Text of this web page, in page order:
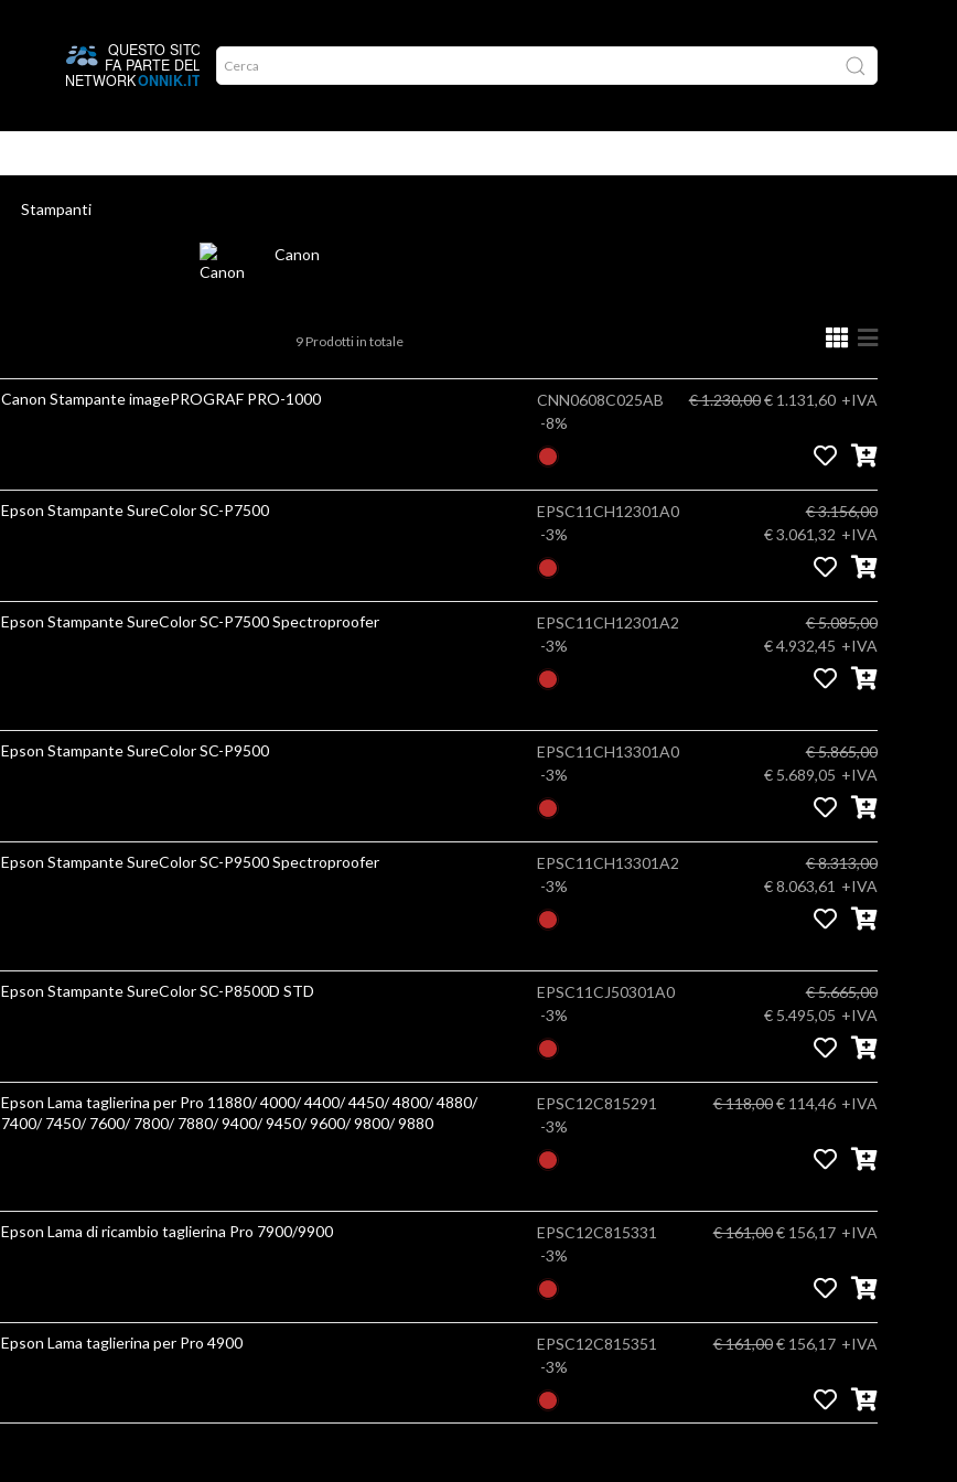
Stampanti
Canon
9 Prodotti in totale
Canon Stampante imagePROGRAF PRO-1000
CNN0608C025AB
-8%
€ 1.230,00€ 1.131,60 +IVA
Epson Stampante SureColor SC-P7500
EPSC11CH12301A0
-3%
€ 3.156,00
€ 3.061,32 +IVA
Epson Stampante SureColor SC-P7500 Spectroproofer
EPSC11CH12301A2
-3%
€ 5.085,00
€ 4.932,45 +IVA
Epson Stampante SureColor SC-P9500
EPSC11CH13301A0
-3%
€ 5.865,00
€ 5.689,05 +IVA
Epson Stampante SureColor SC-P9500 Spectroproofer
EPSC11CH13301A2
-3%
€ 8.313,00
€ 8.063,61 +IVA
Epson Stampante SureColor SC-P8500D STD
EPSC11CJ50301A0
-3%
€ 5.665,00
€ 5.495,05 +IVA
Epson Lama taglierina per Pro 11880/ 4000/ 4400/ 4450/ 4800/ 4880/
7400/ 7450/ 7600/ 7800/ 7880/ 9400/ 9450/ 9600/ 9800/ 9880
EPSC12C815291
-3%
€ 118,00€ 114,46 +IVA
Epson Lama di ricambio taglierina Pro 7900/9900
EPSC12C815331
-3%
€ 161,00€ 156,17 +IVA
Epson Lama taglierina per Pro 4900
EPSC12C815351
-3%
€ 161,00€ 156,17 +IVA